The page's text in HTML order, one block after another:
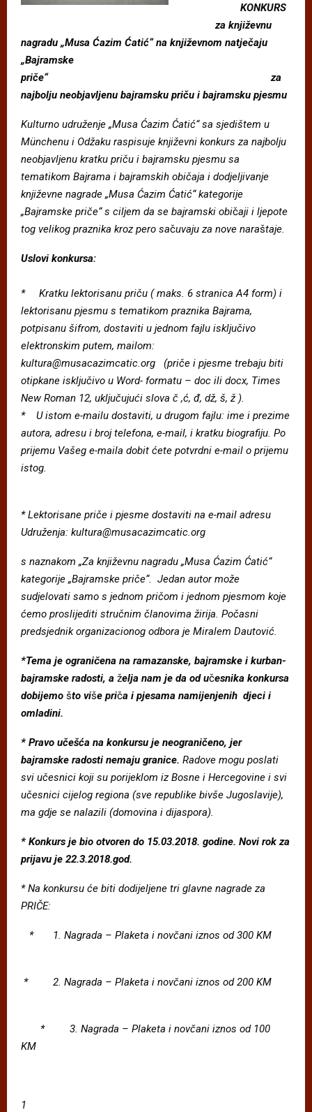
KONKURS
za književnu
nagradu „Musa Cazim Catić“ na književnom natječaju
„Bajramske
priče“
za
najbolju neobjavljenu bajramsku priču i bajramsku pjesmu
Kulturno udruženje „Musa Cazim Catić“ sa sjedištem u
Münchenu i Odžaku raspisuje književni konkurs za najbolju
neobjavljenu kratku pricu i bajramsku pjesmu sa
tematikom Bajrama i bajramskih obicaja i dodjeljivanje
književne nagrade „Musa Cazim Catić“ kategorije
„Bajramske price“ s ciljem da se bajramski običaji i ljepote
tog velikog praznika kroz pero sačuvaju za nove naraštaje.
Uslovi konkursa:
* Kratku lektorisanu pricu ( maks. 6 stranica A4 form) i
lektorisanu pjesmu s tematikom praznika Bajrama,
potpisanu šifrom, dostaviti u jednom fajlu iskljucivo
elektronskim putem, mailom:
kultura@musacazimcatic.org (price i pjesme trebaju biti
otipkane iskljucivo u Word- formatu – doc ili docx, Times
New Roman 12, ukljucujuci slova c ,c, đ, dž, š, ž ).
* U istom e-mailu dostaviti, u drugom fajlu: ime i prezime
autora, adresu i broj telefona, e-mail, i kratku biografiju. Po
prijemu Vašeg e-maila dobit cete potvrdni e-mail o prijemu
istog.
* Lektorisane price i pjesme dostaviti na e-mail adresu
Udruženja: kultura@musacazimcatic.org
s naznakom „Za književnu nagradu „Musa Cazim Catić“
kategorije „Bajramske price“. Jedan autor može
sudjelovati samo s jednom pricom i jednom pjesmom koje
ćemo proslijediti stručnim clanovima žirija. Počasni
predsjednik organizacionog odbora je Miralem Dautović
*Tema je ogranicena na ramazanske, bajramske i kurban-
bajramske radosti, a želja nam je da od učesnika konkursa
dobijemo što više priča i pjesama namijenjenih djeci i
omladini.
* Pravo ucešca na konkursu je neograničeno, jer
bajramske radosti nemaju granice. Radove mogu poslati
svi učesnici koji su porijeklom iz Bosne i Hercegovine i svi
učesnici cijelog regiona (sve republike bivše Jugoslavije),
ma gdje se nalazili (domovina i dijaspora).
* Konkurs je bio otvoren do 15.03.2018. godine. Novi rok za
prijavu je 22.3.2018.god.
*Na konkursu ce biti dodijeljene tri glavne nagrade za
PRIČE:
* 1. Nagrada – Plaketa i novcani iznos od 300 KM
* 2. Nagrada – Plaketa i novcani iznos od 200 KM
* 3. Nagrada – Plaketa i novcani iznos od 100
KM
1